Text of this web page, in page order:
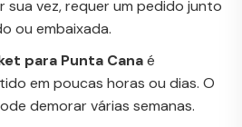
sua vez, requer um pedido junto
ou embaixada.
para Punta Canaé
em poucas horas ou dias. O
demorar várias semanas.